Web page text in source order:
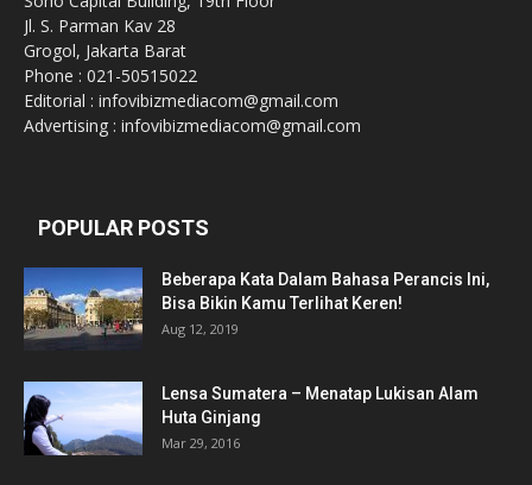
Jl. S. Parman Kav 28
Grogol, Jakarta Barat
Phone : 021-50515022
Editorial : infovibizmediacom@gmail.com
Advertising : infovibizmediacom@gmail.com
POPULAR POSTS
Beberapa Kata Dalam Bahasa Perancis Ini,
Bisa Bikin Kamu Terlihat Keren!
Aug 12, 2019
Lensa Sumatera – Menatap Lukisan Alam
Huta Ginjang
Mar 29, 2016